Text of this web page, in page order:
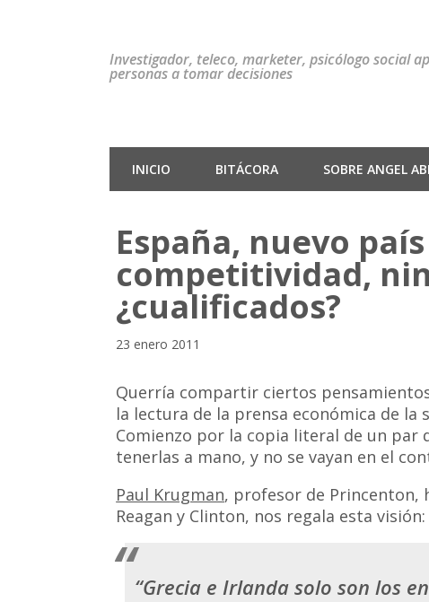
Investigador, teleco, marketer, psicólogo social
personas a tomar decisiones
INICIO BITÁCORA SOBRE ANGEL
España, nuevo
competitividad,
¿cualificados?
23 enero 2011
Querría compartir ciertos
la lectura de la prensa económica de la
Comienzo por la copia literal de un par
tenerlas a mano, y no se vayan en el
Paul Krugman, profesor de Princenton,
Reagan y Clinton, nos regala esta visión:
“Grecia e Irlanda solo son los